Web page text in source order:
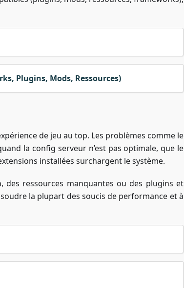
Plugins, Mods, Ressources)
de jeu au top. Les problèmes comme le
la config serveur n’est pas optimale, que le
installées surchargent le système.
des ressources manquantes ou des plugins et
la plupart des soucis de performance et à